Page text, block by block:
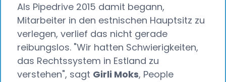
Als Pipedrive 2015 damit begann,
Mitarbeiter in den estnischen Hauptsitz zu
verlegen, verlief das nicht gerade
reibungslos. "Wir hatten Schwierigkeiten,
das Rechtssystem in Estland zu
verstehen", sagt Girli Moks, People